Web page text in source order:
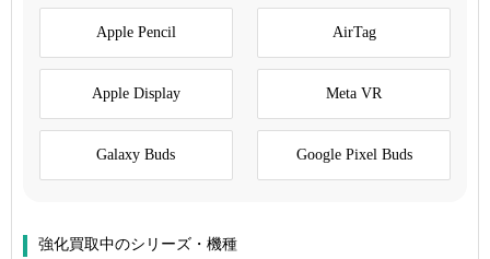
Apple Pencil AirTag
Apple Display Meta VR
Galaxy Buds Google Pixel Buds
強化買取中のシリーズ・機種